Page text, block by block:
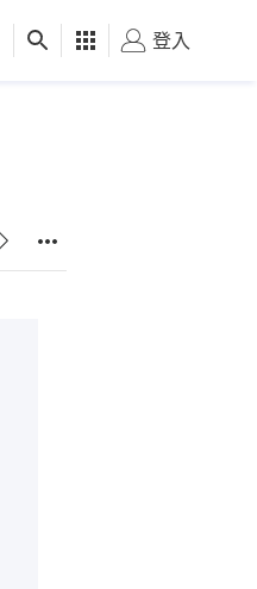
健康 好食玩飛
登入